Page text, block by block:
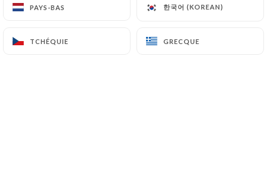
PAYS-BAS 한국어 (KOREAN)
TCHÉQUIE GRECQUE
PAYS-BAS 한국어 (KOREAN)
TCHÉQUIE GRECQUE